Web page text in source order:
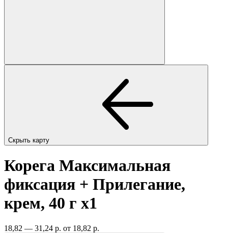
Скрыть карту
Корега Максимальная
фиксация + Прилегание,
крем, 40 г x1
18,82 — 31,24 р. от 18,82 р.